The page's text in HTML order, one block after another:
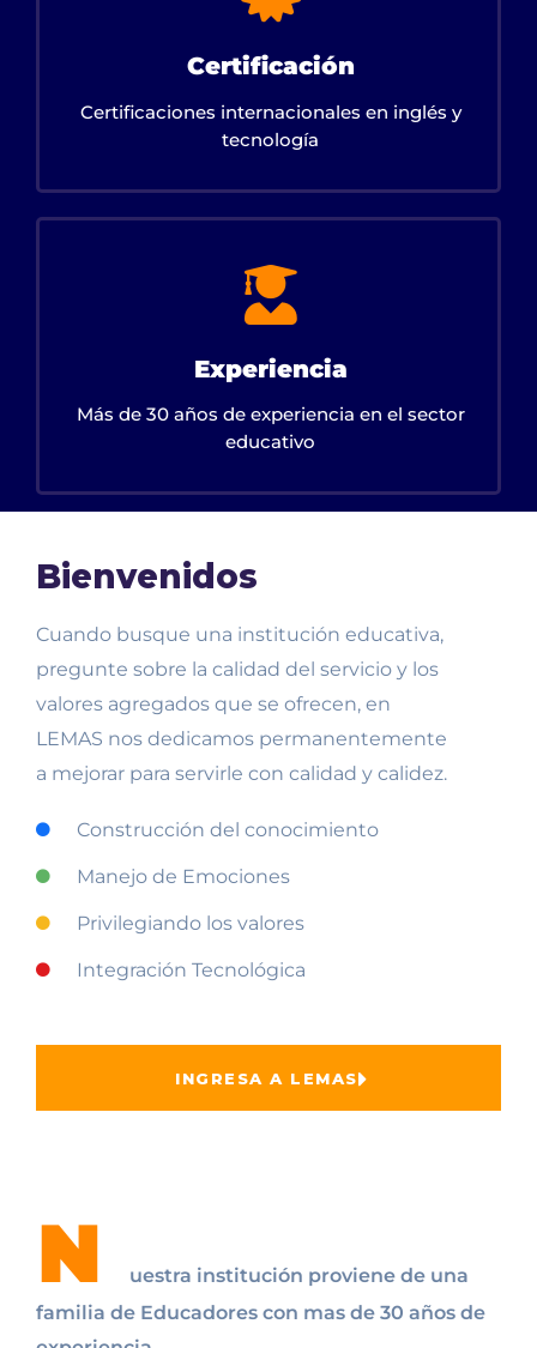
Certificación
Certificaciones internacionales en inglés y
tecnología
Experiencia
Más de 30 años de experiencia en el sector
educativo
Bienvenidos
Cuando busque una institución educativa,
pregunte sobre la calidad del servicio y los
valores agregados que se ofrecen, en
LEMAS nos dedicamos permanentemente
a mejorar para servirle con calidad y calidez.
Construcción del conocimiento
Manejo de Emociones
Privilegiando los valores
Integración Tecnológica
INGRESA A LEMAS
N
uestra institución proviene de una
familia de Educadores con mas de 30 años de